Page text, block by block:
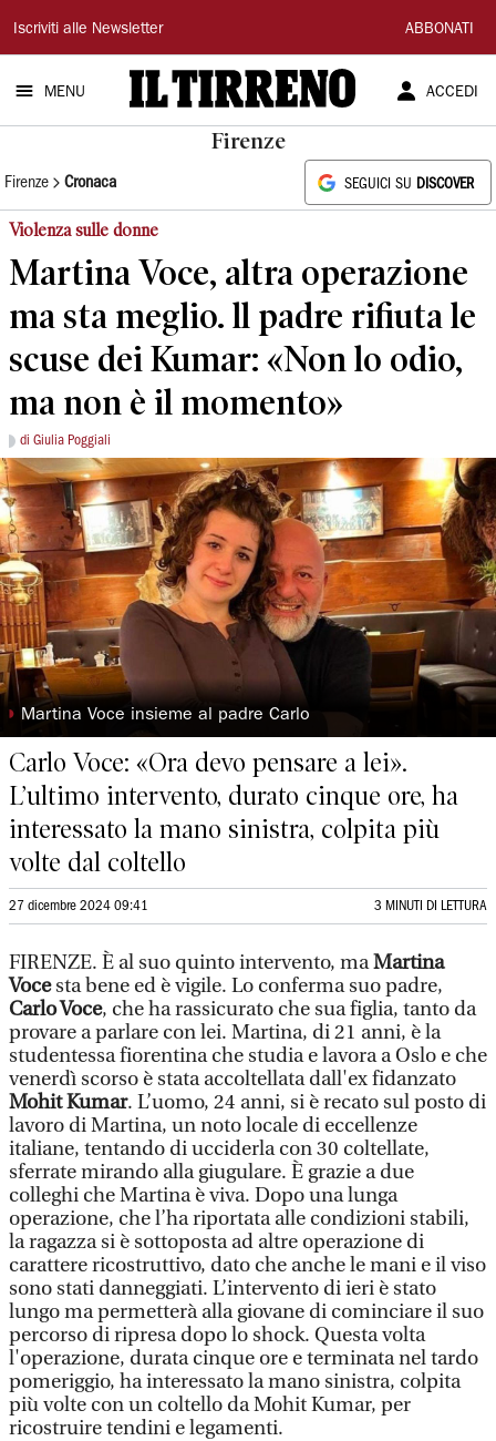
Il
Tirreno
Iscriviti alle Newsletter ABBONATI
MENU ACCEDI
Firenze
Firenze Cronaca SEGUICI SU DISCOVER
Violenza sulle donne
Martina Voce, altra operazione
ma sta meglio. ll padre rifiuta le
scuse dei Kumar: «Non lo odio,
ma non è il momento»
di Giulia Poggiali
◗ Martina Voce insieme al padre Carlo
Carlo Voce: «Ora devo pensare a lei».
L’ultimo intervento, durato cinque ore, ha
interessato la mano sinistra, colpita più
volte dal coltello
27 dicembre 2024 09:41 3 MINUTI DI LETTURA
FIRENZE. È al suo quinto intervento, maMartina
Vocesta bene ed è vigile. Lo conferma suo padre,
Carlo Voce, che ha rassicurato che sua figlia, tanto da
provare a parlare con lei. Martina, di 21 anni, è la
studentessa fiorentina che studia e lavora a Oslo e che
venerdì scorso è stata accoltellata dall'ex fidanzato
Mohit Kumar. L’uomo, 24 anni, si è recato sul posto di
lavoro di Martina, un noto locale di eccellenze
italiane, tentando di ucciderla con 30 coltellate,
sferrate mirando alla giugulare. È grazie a due
colleghi che Martina è viva. Dopo una lunga
operazione, che l’ha riportata alle condizioni stabili,
la ragazza si è sottoposta ad altre operazione di
carattere ricostruttivo, dato che anche le mani e il viso
sono stati danneggiati. L’intervento di ieri è stato
lungo ma permetterà alla giovane di cominciare il suo
percorso di ripresa dopo lo shock. Questa volta
l'operazione, durata cinque ore e terminata nel tardo
pomeriggio, ha interessato la mano sinistra, colpita
più volte con un coltello da Mohit Kumar, per
ricostruire tendini e legamenti.